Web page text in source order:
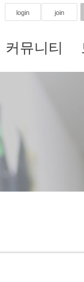
login join
커뮤니티